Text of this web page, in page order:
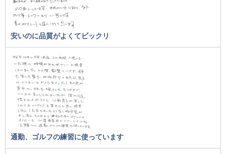
安いのに品質がよくてビックリ
通勤、ゴルフの練習に使っています